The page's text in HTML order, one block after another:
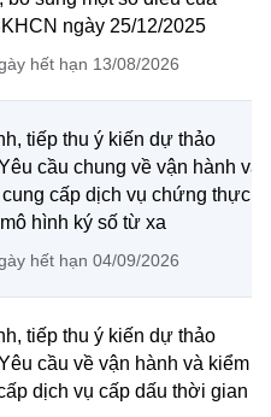
lượng
ngày 25/12/2025
hết hạn 13/08/2026
tiếp thu ý kiến dự thảo
cầu chung về vận hành và
cấp dịch vụ chứng thực
hình ký số từ xa
hết hạn 04/09/2026
tiếp thu ý kiến dự thảo
cầu về vận hành và kiểm
dịch vụ cấp dấu thời gian